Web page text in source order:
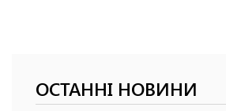
ОСТАННІ НОВИНИ